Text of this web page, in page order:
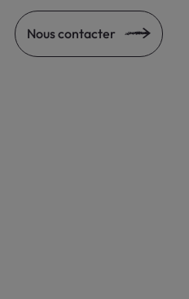
Nous contacter